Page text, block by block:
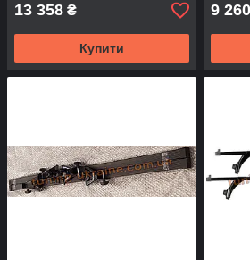
13 358 ₴
Купити
9 260